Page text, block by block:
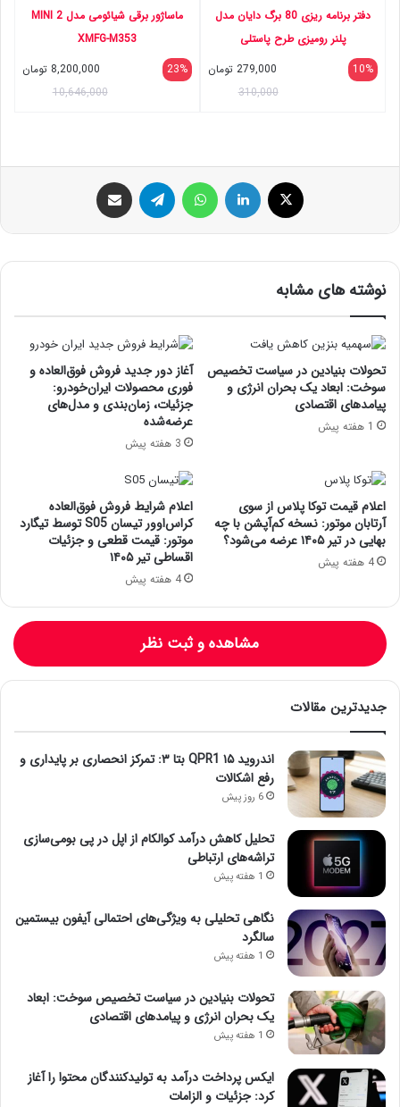
دفتر برنامه ریزی 80 برگ دایان مدل
پلنر رومیزی طرح پاستلی
10%
279,000 تومان
310,000
ماساژور برقی شیائومی مدل MINI 2
XMFG-M353
23%
8,200,000 تومان
10,646,000
ایکس لینکداین تلگرام
نوشته های مشابه
تحولات بنیادین در سیاست تخصیص
سوخت: ابعاد یک بحران انرژی و
پیامدهای اقتصادی
1 هفته پیش
آغاز دور جدید فروش فوق‌العاده و
فوری محصولات ایران‌خودرو:
جزئیات، زمان‌بندی و مدل‌های
عرضه‌شده
3 هفته پیش
اعلام قیمت توکا پلاس از سوی
آرتابان موتور: نسخه کم‌آپشن با چه
بهایی در تیر ۱۴۰۵ عرضه می‌شود؟
4 هفته پیش
اعلام شرایط فروش فوق‌العاده
کراس‌اوور تیسان S05 توسط تیگارد
موتور: قیمت قطعی و جزئیات
اقساطی تیر ۱۴۰۵
4 هفته پیش
مشاهده و ثبت نظر
جدیدترین مقالات
اندروید ۱۵ QPR1 بتا ۳: تمرکز انحصاری بر پایداری و
رفع اشکالات
6 روز پیش
تحلیل کاهش درآمد کوالکام از اپل در پی بومی‌سازی
تراشه‌های ارتباطی
1 هفته پیش
نگاهی تحلیلی به ویژگی‌های احتمالی آیفون بیستمین
سالگرد
1 هفته پیش
تحولات بنیادین در سیاست تخصیص سوخت: ابعاد
یک بحران انرژی و پیامدهای اقتصادی
1 هفته پیش
ایکس پرداخت درآمد به تولیدکنندگان محتوا را آغاز
کرد: جزئیات و الزامات